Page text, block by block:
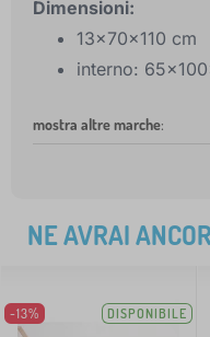
Dimensioni:
13x70x110 cm
interno:
mostra altre marche:
NE AVRAI
-13% DISPONIBILE